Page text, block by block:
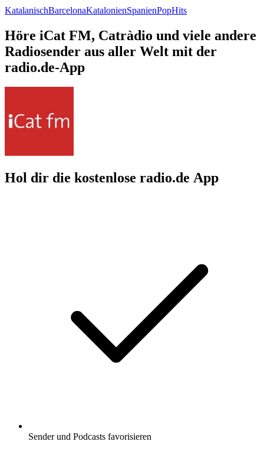
KatalanischBarcelonaKatalonienSpanienPopHits
Höre iCat FM, Catràdio und viele andere
Radiosender aus aller Welt mit der
radio.de-App
Hol dir die kostenlose radio.de App
Sender und Podcasts favorisieren